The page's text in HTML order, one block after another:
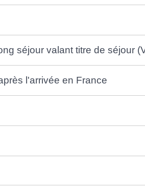
séjour valant titre de séjour
l'arrivée en France